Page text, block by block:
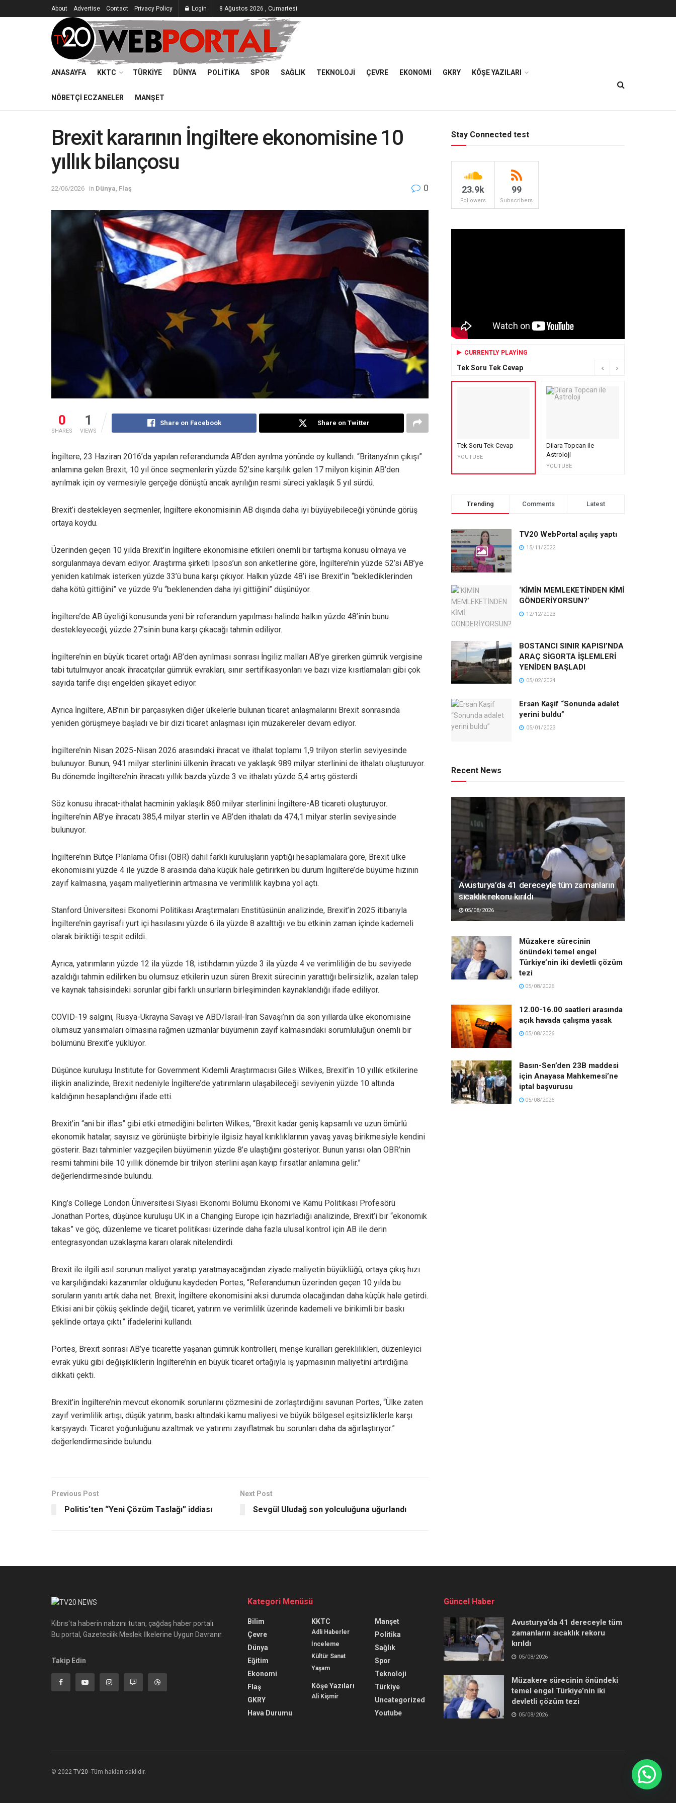
About Advertise Contact Privacy Policy Login 8 Ağustos 2026 , Cumartesi
ANASAYFA KKTC TÜRKIYE DÜNYA POLITIKA SPOR SAĞLIK TEKNOLOJI ÇEVRE EKONOMI GKRY KÖŞE YAZILARI
NÖBETÇI ECZANELER MANŞET
Brexit kararının İngiltere ekonomisine 10
yıllık bilançosu
22/06/2026 in Dünya Flaş 0
0
SHARES
1
VIEWS
Share on Facebook Share on Twitter
İngiltere, 23 Haziran 2016’da yapılan referandumda AB’den ayrılma yönünde oy kullandı. “Britanya’nın çıkışı”
anlamına gelen Brexit, 10 yıl önce seçmenlerin yüzde 52’sine karşılık gelen 17 milyon kişinin AB’den
ayrılmak için oy vermesiyle gerçeğe dönüştü ancak ayrılığın resmi süreci yaklaşık 5 yıl sürdü.
Brexit’i destekleyen seçmenler, İngiltere ekonomisinin AB dışında daha iyi büyüyebileceği yönünde görüş
ortaya koydu.
Üzerinden geçen 10 yılda Brexit’in İngiltere ekonomisine etkileri önemli bir tartışma konusu olmaya ve
sorgulanmaya devam ediyor. Araştırma şirketi Ipsos’un son anketlerine göre, İngiltere’nin yüzde 52’si AB’ye
yeniden katılmak isterken yüzde 33’ü buna karşı çıkıyor. Halkın yüzde 48’i ise Brexit’in “beklediklerinden
daha kötü gittiğini” ve yüzde 9’u “beklenenden daha iyi gittiğini” düşünüyor.
İngiltere’de AB üyeliği konusunda yeni bir referandum yapılması halinde halkın yüzde 48’inin bunu
destekleyeceği, yüzde 27’sinin buna karşı çıkacağı tahmin ediliyor.
İngiltere’nin en büyük ticaret ortağı AB’den ayrılması sonrası İngiliz malları AB’ye girerken gümrük vergisine
tabi tutulmuyor ancak ihracatçılar gümrük evrakları, sınır sertifikasyonları ve bazı vize kısıtlamaları gibi çok
sayıda tarife dışı engelden şikayet ediyor.
Ayrıca İngiltere, AB’nin bir parçasıyken diğer ülkelerle bulunan ticaret anlaşmalarını Brexit sonrasında
yeniden görüşmeye başladı ve bir dizi ticaret anlaşması için müzakereler devam ediyor.
İngiltere’nin Nisan 2025-Nisan 2026 arasındaki ihracat ve ithalat toplamı 1,9 trilyon sterlin seviyesinde
bulunuyor. Bunun, 941 milyar sterlinini ülkenin ihracatı ve yaklaşık 989 milyar sterlinini de ithalatı oluşturuyor.
Bu dönemde İngiltere’nin ihracatı yıllık bazda yüzde 3 ve ithalatı yüzde 5,4 artış gösterdi.
Söz konusu ihracat-ithalat hacminin yaklaşık 860 milyar sterlinini İngiltere-AB ticareti oluşturuyor.
İngiltere’nin AB’ye ihracatı 385,4 milyar sterlin ve AB’den ithalatı da 474,1 milyar sterlin seviyesinde
bulunuyor.
İngiltere’nin Bütçe Planlama Ofisi (OBR) dahil farklı kuruluşların yaptığı hesaplamalara göre, Brexit ülke
ekonomisini yüzde 4 ile yüzde 8 arasında daha küçük hale getirirken bu durum İngiltere’de büyüme hızının
zayıf kalmasına, yaşam maliyetlerinin artmasına ve verimlilik kaybına yol açtı.
Stanford Üniversitesi Ekonomi Politikası Araştırmaları Enstitüsünün analizinde, Brexit’in 2025 itibarıyla
İngiltere’nin gayrisafi yurt içi hasılasını yüzde 6 ila yüzde 8 azalttığı ve bu etkinin zaman içinde kademeli
olarak biriktiği tespit edildi.
Ayrıca, yatırımların yüzde 12 ila yüzde 18, istihdamın yüzde 3 ila yüzde 4 ve verimliliğin de bu seviyede
azaldığı tahmin edilirken bu olumsuz etkilerin uzun süren Brexit sürecinin yarattığı belirsizlik, azalan talep
ve kaynak tahsisindeki sorunlar gibi farklı unsurların birleşiminden kaynaklandığı ifade ediliyor.
COVID-19 salgını, Rusya-Ukrayna Savaşı ve ABD/İsrail-İran Savaşı’nın da son yıllarda ülke ekonomisine
olumsuz yansımaları olmasına rağmen uzmanlar büyümenin zayıf kalmasındaki sorumluluğun önemli bir
bölümünü Brexit’e yüklüyor.
Düşünce kuruluşu Institute for Government Kıdemli Araştırmacısı Giles Wilkes, Brexit’in 10 yıllık etkilerine
ilişkin analizinde, Brexit nedeniyle İngiltere’de yatırımların ulaşabileceği seviyenin yüzde 10 altında
kaldığının hesaplandığını ifade etti.
Brexit’in “ani bir iflas” gibi etki etmediğini belirten Wilkes, “Brexit kadar geniş kapsamlı ve uzun ömürlü
ekonomik hatalar, sayısız ve görünüşte birbiriyle ilgisiz hayal kırıklıklarının yavaş yavaş birikmesiyle kendini
gösterir. Bazı tahminler vazgeçilen büyümenin yüzde 8’e ulaştığını gösteriyor. Bunun yarısı olan OBR’nin
resmi tahmini bile 10 yıllık dönemde bir trilyon sterlini aşan kayıp fırsatlar anlamına gelir.”
değerlendirmesinde bulundu.
King’s College London Üniversitesi Siyasi Ekonomi Bölümü Ekonomi ve Kamu Politikası Profesörü
Jonathan Portes, düşünce kuruluşu UK in a Changing Europe için hazırladığı analizinde, Brexit’i bir “ekonomik
takas” ve göç, düzenleme ve ticaret politikası üzerinde daha fazla ulusal kontrol için AB ile derin
entegrasyondan uzaklaşma kararı olarak nitelendirdi.
Brexit ile ilgili asıl sorunun maliyet yaratıp yaratmayacağından ziyade maliyetin büyüklüğü, ortaya çıkış hızı
ve karşılığındaki kazanımlar olduğunu kaydeden Portes, “Referandumun üzerinden geçen 10 yılda bu
soruların yanıtı artık daha net. Brexit, İngiltere ekonomisini aksi durumda olacağından daha küçük hale getirdi.
Etkisi ani bir çöküş şeklinde değil, ticaret, yatırım ve verimlilik üzerinde kademeli ve birikimli bir baskı
şeklinde ortaya çıktı.” ifadelerini kullandı.
Portes, Brexit sonrası AB’ye ticarette yaşanan gümrük kontrolleri, menşe kuralları gereklilikleri, düzenleyici
evrak yükü gibi değişikliklerin İngiltere’nin en büyük ticaret ortağıyla iş yapmasının maliyetini artırdığına
dikkati çekti.
Brexit’in İngiltere’nin mevcut ekonomik sorunlarını çözmesini de zorlaştırdığını savunan Portes, “Ülke zaten
zayıf verimlilik artışı, düşük yatırım, baskı altındaki kamu maliyesi ve büyük bölgesel eşitsizliklerle karşı
karşıyaydı. Ticaret yoğunluğunu azaltmak ve yatırımı zayıflatmak bu sorunları daha da ağırlaştırıyor.”
değerlendirmesinde bulundu.
Previous Post
Politis’ten “Yeni Çözüm Taslağı” iddiası
Next Post
Sevgül Uludağ son yolculuğuna uğurlandı
Stay Connected test
23.9k
Followers
99
Subscribers
CURRENTLY PLAYING
Tek Soru Tek Cevap
Tek Soru Tek Cevap
YOUTUBE
Dilara Topcan ile
Astroloji
YOUTUBE
Trending Comments Latest
TV20 WebPortal açılış yaptı
15/11/2022
‘KİMİN MEMLEKETİNDEN KİMİ
GÖNDERİYORSUN?’
12/12/2023
BOSTANCI SINIR KAPISI’NDA
ARAÇ SİGORTA İŞLEMLERİ
YENİDEN BAŞLADI
05/02/2024
Ersan Kaşif “Sonunda adalet
yerini buldu”
05/01/2023
Recent News
Avusturya’da 41 dereceyle tüm zamanların
sıcaklık rekoru kırıldı
05/08/2026
Müzakere sürecinin
önündeki temel engel
Türkiye’nin iki devletli çözüm
tezi
05/08/2026
12.00-16.00 saatleri arasında
açık havada çalışma yasak
05/08/2026
Basın-Sen’den 23B maddesi
için Anayasa Mahkemesi’ne
iptal başvurusu
05/08/2026
Kıbrıs'ta haberin nabzını tutan, çağdaş haber portalı.
Bu portal, Gazetecilik Meslek İlkelerine Uygun Davranır.
Takip Edin
Kategori Menüsü
Bilim
Çevre
Dünya
Eğitim
Ekonomi
Flaş
GKRY
Hava Durumu
KKTC
Adli Haberler
İnceleme
Kültür Sanat
Yaşam
Köşe Yazıları
Ali Kişmir
Manşet
Politika
Sağlık
Spor
Teknoloji
Türkiye
Uncategorized
Youtube
Güncel Haber
Avusturya’da 41 dereceyle tüm
zamanların sıcaklık rekoru
kırıldı
05/08/2026
Müzakere sürecinin önündeki
temel engel Türkiye’nin iki
devletli çözüm tezi
05/08/2026
© 2022 TV20 -Tüm hakları saklıdır.